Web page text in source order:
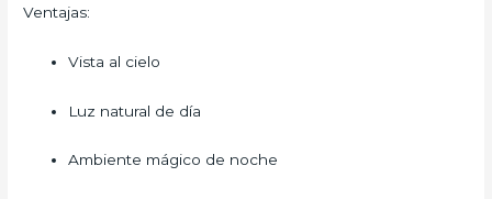
Ventajas:
Vista al cielo
Luz natural de día
Ambiente mágico de noche